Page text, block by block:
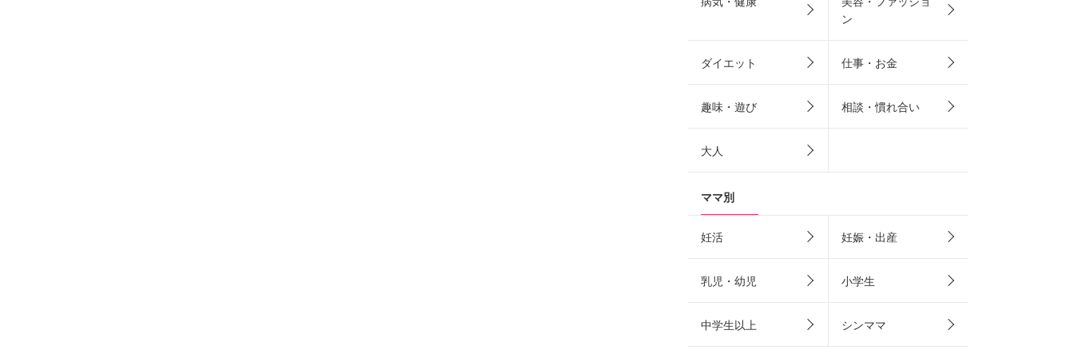
ン
ダイエット 仕事・お金
趣味・遊び 相談・慣れ合い
大人
ママ別
妊活 妊娠・出産
乳児・幼児 小学生
中学生以上 シンママ